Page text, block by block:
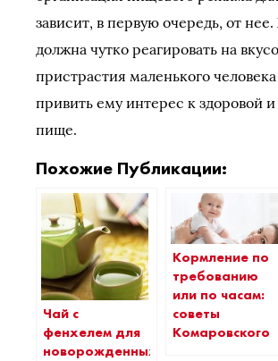
зависит, в первую очередь, от
должна чутко реагировать на
пристрастия маленького
привить ему интерес к здоровой
пище.
Похожие Публикации:
Чай с
фенхелем для
новорожденных
Кормление по
требованию
или по часам:
советы
Комаровского